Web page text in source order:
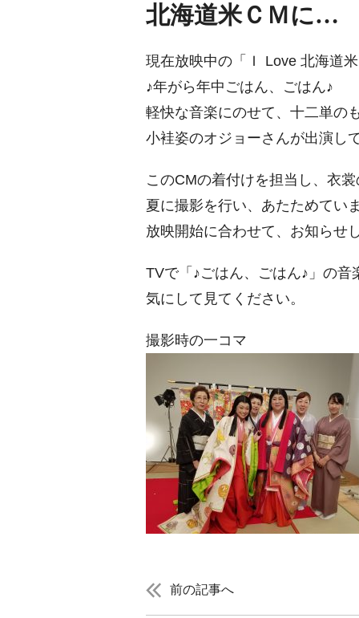
北海道米ＣＭに…
現在放映中の「Ｉ Love 北海道
♪年がら年中ごはん、ごはん♪
軽快な音楽にのせて、十二単の
小袿姿のオジョーさんが出演し
このCMの着付けを担当し、衣裳
夏に撮影を行い、あたためてい
放映開始に合わせて、お知らせ
TVで「♪ごはん、ごはん♪」の音
気にして見てください。
撮影時の一コマ
前の記事へ